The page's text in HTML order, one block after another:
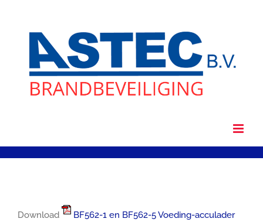
Download
BF562-1 en BF562-5 Voeding-acculader